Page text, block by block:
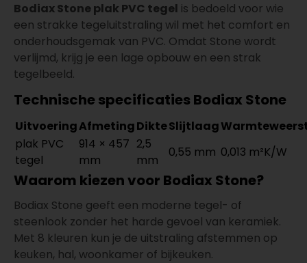
Bodiax Stone plak PVC tegel is bedoeld voor wie
een strakke tegeluitstraling wil met het comfort en
onderhoudsgemak van PVC. Omdat Stone wordt
verlijmd, krijg je een lage opbouw en een strak
tegelbeeld.
Technische specificaties Bodiax Stone
UitvoeringAfmetingDikteSlijtlaag
plak PVC
tegel
914 × 457
mm
2,5
mm
0,55 mm 0,013 m²K/W
Waarom kiezen voor Bodiax Stone?
Bodiax Stone geeft een moderne tegel- of
steenlook zonder het harde gevoel van keramiek.
Met 8 kleuren kun je de uitstraling afstemmen op
keuken, hal, woonkamer of bijkeuken.